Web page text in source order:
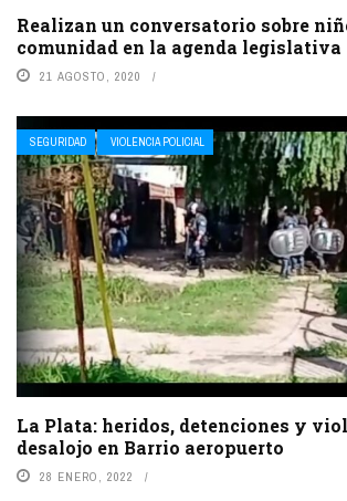
Realizan un conversatorio sobre
comunidad en la agenda legislativa
21 AGOSTO, 2020
SEGURIDAD VIOLENCIA POLICIAL
La Plata: heridos, detenciones y
desalojo en Barrio aeropuerto
28 ENERO, 2022